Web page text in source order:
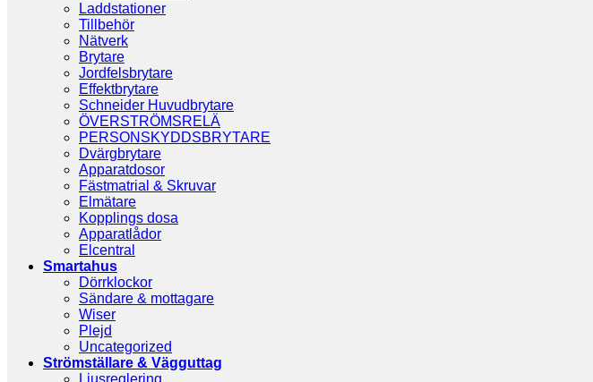
Laddstationer
Tillbehör
Nätverk
Brytare
Jordfelsbrytare
Effektbrytare
Schneider Huvudbrytare
ÖVERSTRÖMSRELÄ
PERSONSKYDDSBRYTARE
Dvärgbrytare
Apparatdosor
Fästmatrial & Skruvar
Elmätare
Kopplings dosa
Apparatlådor
Elcentral
Smartahus
Dörrklockor
Sändare & mottagare
Wiser
Plejd
Uncategorized
Strömställare & Vägguttag
Ljusreglering